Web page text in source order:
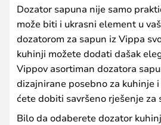
Dozator sapuna nije samo
može biti i ukrasni element u
dozatorom za sapun iz Vippa
kuhinji možete dodati dašak
Vippov asortiman dozatora
dizajnirane posebno za kuhinje
ćete dobiti savršeno rješenje za
Bilo da odaberete dozator